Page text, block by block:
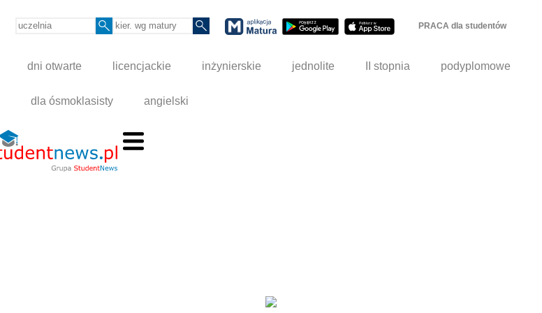
PRACA dla studentów
dni otwarte licencjackie inżynierskie jednolite II stopnia podyplomowe
dla ósmoklasisty angielski